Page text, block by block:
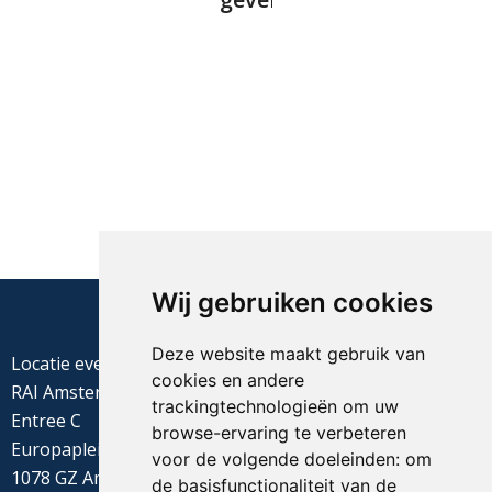
Wij gebruiken cookies
Deze website maakt gebruik van
cookies en andere
trackingtechnologieën om uw
browse-ervaring te verbeteren
voor de volgende doeleinden: om
de basisfunctionaliteit van de
Locatie evenement
RAI Amsterdam
Entree C
Europaplein 22
1078 GZ Amsterdam